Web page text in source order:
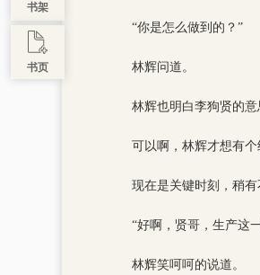
书架
书页
“你是怎么做到的？”
林辉问道。
林辉也明白李狗贤的
可以啊，林辉才想有
现在是关键时刻，稍有
“好啊，贤哥，生产这
林辉笑呵呵的说道。